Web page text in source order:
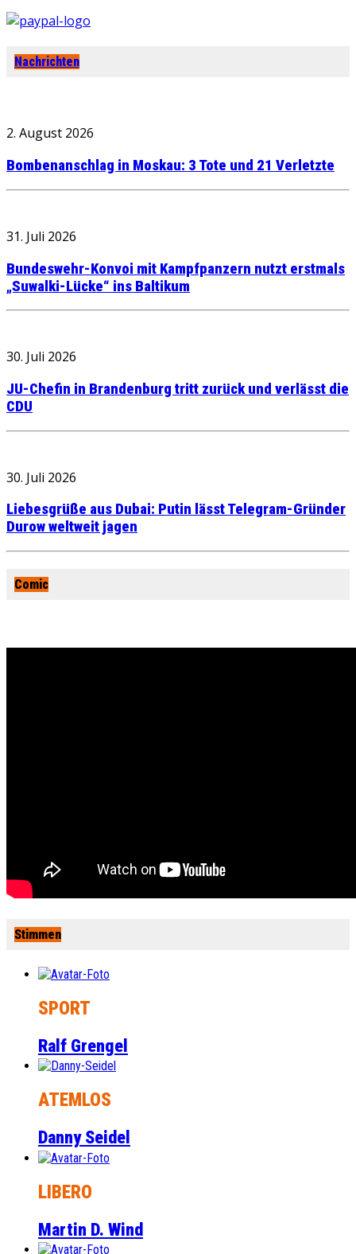
Nachrichten
2. August 2026
Bombenanschlag in Moskau: 3 Tote und 21 Verletzte
31. Juli 2026
Bundeswehr-Konvoi mit Kampfpanzern nutzt erstmals
„Suwalki-Lücke“ ins Baltikum
30. Juli 2026
JU-Chefin in Brandenburg tritt zurück und verlässt die
CDU
30. Juli 2026
Liebesgrüße aus Dubai: Putin lässt Telegram-Gründer
Durow weltweit jagen
Comic
Stimmen
SPORT
Ralf Grengel
ATEMLOS
Danny Seidel
LIBERO
Martin D. Wind